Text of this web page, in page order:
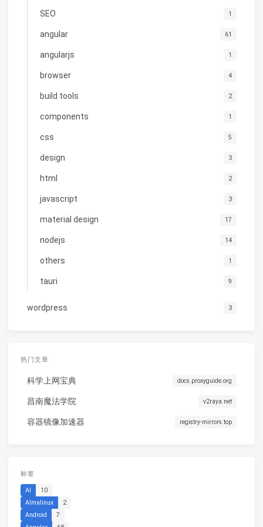
SEO 1
angular 61
angularjs 1
browser 4
build tools 2
components 1
css 5
design 3
html 2
javascript 3
material design 17
nodejs 14
others 1
tauri 9
wordpress 3
热门文章
科学上网宝典 docs.proxyguide.org
昌南魔法学院 v2raya.net
容器镜像加速器 registry-mirrors.top
标签
AI
10
Almalinux
2
Android
7